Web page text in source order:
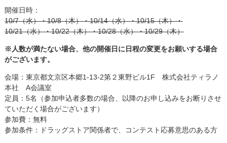
開催日時：
10/7（水）・10/8（木）・10/14（水）・10/15（木）・
10/21（水）・10/22（木）・10/28（水）・10/29（木）
※人数が満たない場合、他の開催日に日程の変更をお願いする場合
がございます。
会場：東京都文京区本郷1-13-2第２東野ビル1F 株式会社ティラノ
本社 A会議室
定員：5名（参加申込者多数の場合、以降のお申し込みをお断りさせ
ていただく場合がございます）
参加費：無料
参加条件：ドラッグストア関係者で、コンテスト応募意思のある方